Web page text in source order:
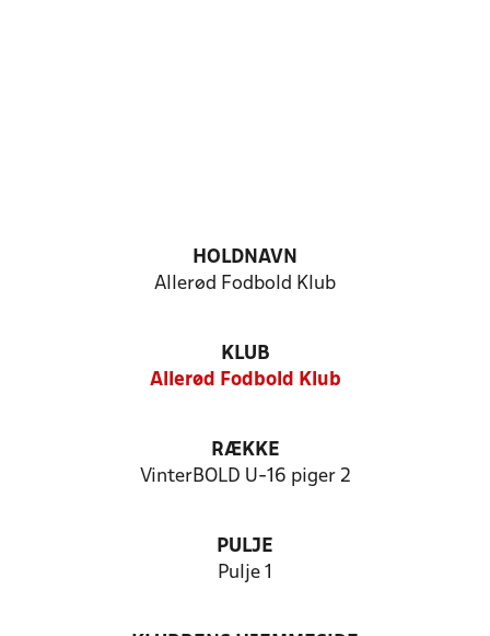
HOLDNAVN
Allerød Fodbold Klub
KLUB
Allerød Fodbold Klub
RÆKKE
VinterBOLD U-16 piger 2
PULJE
Pulje 1